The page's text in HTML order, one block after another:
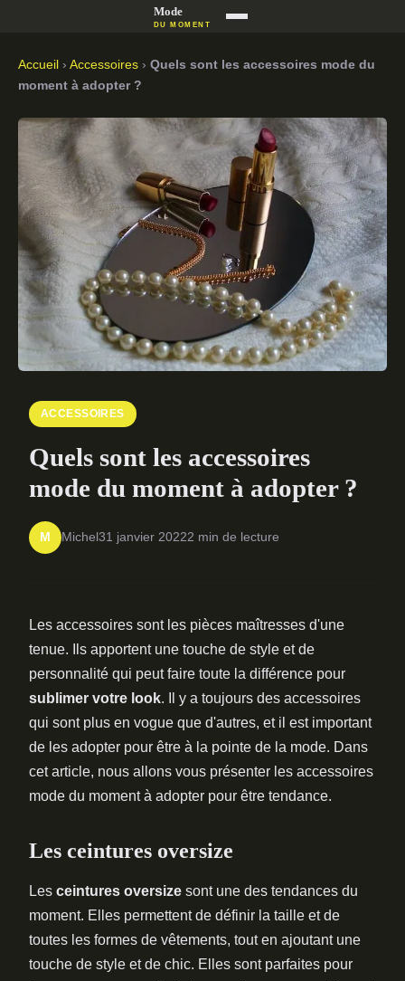
Accueil › Accessoires › Quels sont les accessoires mode du
moment à adopter ?
ACCESSOIRES
Quels sont les accessoires
mode du moment à adopter ?
M Michel31 janvier 20222 min de lecture
Les accessoires sont les pièces maîtresses d'une
tenue. Ils apportent une touche de style et de
personnalité qui peut faire toute la différence pour
sublimer votre look. Il y a toujours des accessoires
qui sont plus en vogue que d'autres, et il est important
de les adopter pour être à la pointe de la mode. Dans
cet article, nous allons vous présenter les accessoires
mode du moment à adopter pour être tendance.
Les ceintures oversize
Les ceintures oversize sont une des tendances du
moment. Elles permettent de définir la taille et de
toutes les formes de vêtements, tout en ajoutant une
touche de style et de chic. Elles sont parfaites pour